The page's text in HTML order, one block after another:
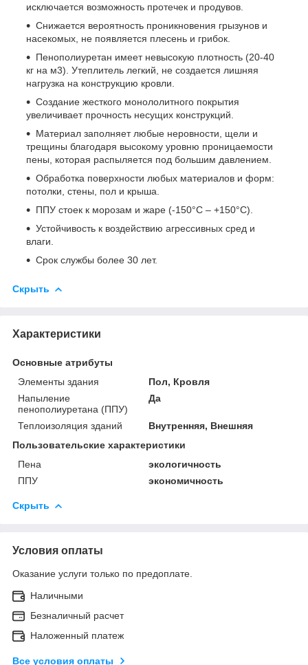
исключается возможность протечек и продувов.
Снижается вероятность проникновения грызунов и
насекомых, не появляется плесень и грибок.
Пенополиуретан имеет невысокую плотность (20-40
кг на м3). Утеплитель легкий, не создается лишняя
нагрузка на конструкцию кровли.
Создание жесткого монололитного покрытия
увеличивает прочность несущих конструкций.
Материал заполняет любые неровности, щели и
трещины благодаря высокому уровню проницаемости
пены, которая распыляется под большим давлением.
Обработка поверхности любых материалов и форм:
потолки, стены, пол и крыша.
ППУ стоек к морозам и жаре (-150°С – +150°С).
Устойчивость к воздействию агрессивных сред и
влаги.
Срок службы более 30 лет.
Скрыть
Характеристики
Основные атрибуты
Элементы здания
Пол, Кровля
Напыление
пенополиуретана (ППУ)
Да
Теплоизоляция зданий
Внутренняя, Внешняя
Пользовательские характеристики
Пена
экологичность
ППУ
экономичность
Скрыть
Условия оплаты
Оказание услуги только по предоплате.
Наличными
Безналичный расчет
Наложенный платеж
Все условия оплаты